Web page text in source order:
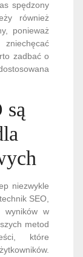
spędzony
również
ponieważ
zadbać o
są
niezwykle
SEO,
wyników w
metod
które